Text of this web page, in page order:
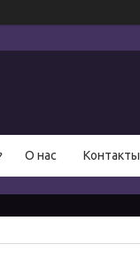
О нас Контакты